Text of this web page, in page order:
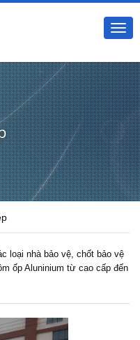
loại nhà bảo vệ, chốt bảo vệ
ốp Aluninium từ cao cấp đến